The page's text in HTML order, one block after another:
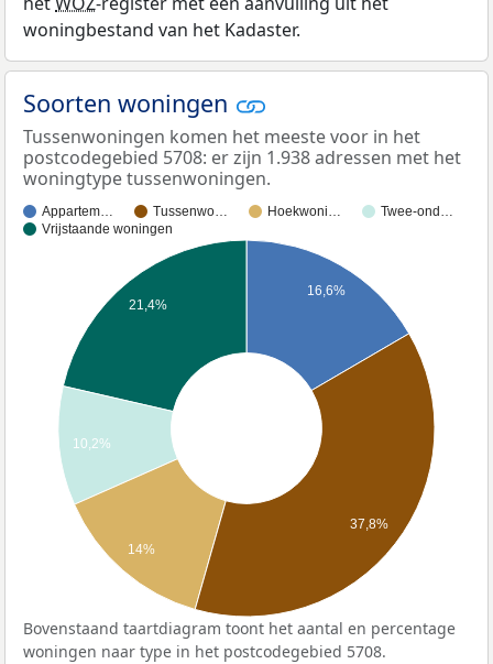
woningbestand van het Kadaster.
Soorten woningen
Tussenwoningen komen het meeste voor in het
postcodegebied 5708: er zijn 1.938 adressen met het
woningtype tussenwoningen.
Appartem… Tussenwo… Hoekwoni…
Twee-ond…
Vrijstaande woningen
16,6%
21,4%
10,2%
14%
37,8%
Bovenstaand taartdiagram toont het aantal en percentage
woningen naar type in het postcodegebied 5708.